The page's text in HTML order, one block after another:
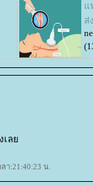
พ
ส่
เล
า:21:40:23 น.